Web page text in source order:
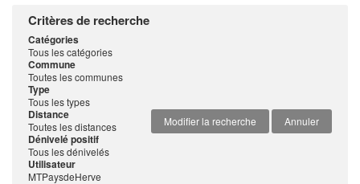
Critères de recherche
Catégories
Tous les catégories
Commune
Toutes les communes
Type
Tous les types
Modifier la recherche
Annuler
Distance
Toutes les distances
Dénivelé positif
Tous les dénivelés
Utilisateur
MTPaysdeHerve